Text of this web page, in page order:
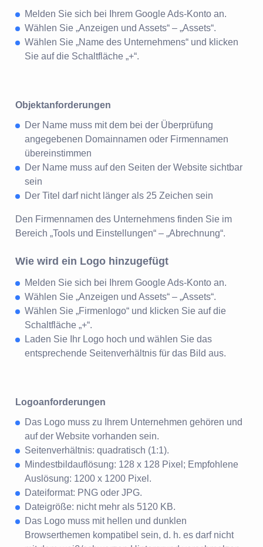
Melden Sie sich bei Ihrem Google Ads-Konto an.
Wählen Sie „Anzeigen und Assets“ – „Assets“.
Wählen Sie „Name des Unternehmens“ und klicken
Sie auf die Schaltfläche „+“.
Objektanforderungen
Der Name muss mit dem bei der Überprüfung
angegebenen Domainnamen oder Firmennamen
übereinstimmen
Der Name muss auf den Seiten der Website sichtbar
sein
Der Titel darf nicht länger als 25 Zeichen sein
Den Firmennamen des Unternehmens finden Sie im
Bereich „Tools und Einstellungen“ – „Abrechnung“.
Wie wird ein Logo hinzugefügt
Melden Sie sich bei Ihrem Google Ads-Konto an.
Wählen Sie „Anzeigen und Assets“ – „Assets“.
Wählen Sie „Firmenlogo“ und klicken Sie auf die
Schaltfläche „+“.
Laden Sie Ihr Logo hoch und wählen Sie das
entsprechende Seitenverhältnis für das Bild aus.
Logoanforderungen
Das Logo muss zu Ihrem Unternehmen gehören und
auf der Website vorhanden sein.
Seitenverhältnis: quadratisch (1:1).
Mindestbildauflösung: 128 x 128 Pixel; Empfohlene
Auslösung: 1200 x 1200 Pixel.
Dateiformat: PNG oder JPG.
Dateigröße: nicht mehr als 5120 KB.
Das Logo muss mit hellen und dunklen
Browserthemen kompatibel sein, d. h. es darf nicht